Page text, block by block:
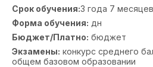
Срок обучения:3 года 7 месяцев
Форма обучения: дн
Бюджет/Платно: бюджет
Экзамены: конкурс среднего
общем базовом образовании